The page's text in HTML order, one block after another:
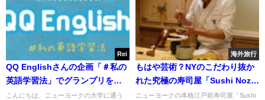
Rei
QQ Englishさんの企画「＃私の
英語学習法」でグランプリを受
賞しました。
こんにちは。ニューヨークの大学に通う
海外旅行
もはや芸術？NYのこだわり抜か
れた究極の寿司屋「Sushi Noz」
が凄過ぎた。
ニューヨークの本格江戸前寿司屋「Sushi